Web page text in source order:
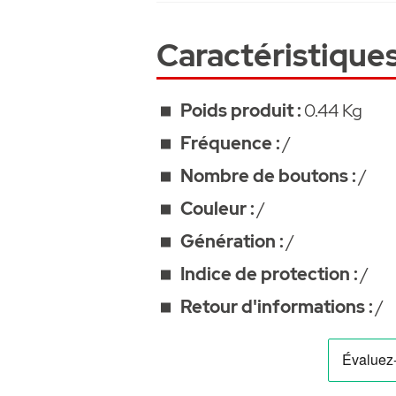
• garanti 2 ans
Poids produit :0.44 Kg
Fréquence :/
Nombre de boutons :/
Couleur :/
Génération :/
Indice de protection :/
Retour d'informations :/